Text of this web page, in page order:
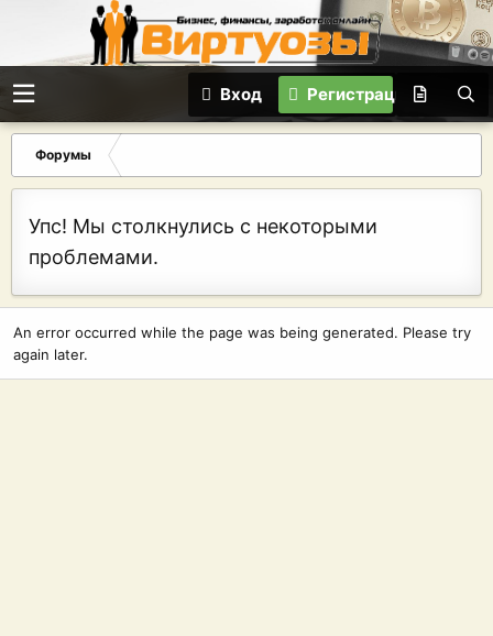
Вход Регистрация
Форумы
Упс! Мы столкнулись с некоторыми
проблемами.
An error occurred while the page was being generated. Please try
again later.